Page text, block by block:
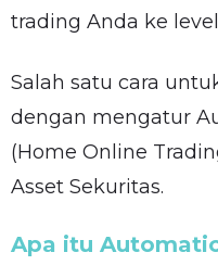
trading Anda ke
Salah satu cara
dengan mengatur
(Home Online
Asset Sekuritas.
Apa itu